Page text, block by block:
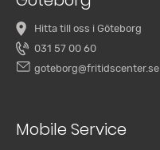
Hitta till oss i Göteborg
031 57 00 60
goteborg@fritidscenter.se
Mobile Service